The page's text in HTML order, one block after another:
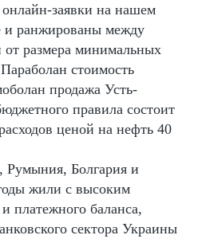
заявки на нашем
и ранжированы между
от размера минимальных
стоимость
продажа Усть-
правила состоит
ценой на нефть 40
Болгария и
жили с высоким
платежного баланса,
сектора Украины